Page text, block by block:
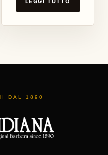
LEGGI TUTTO
DAL 1890